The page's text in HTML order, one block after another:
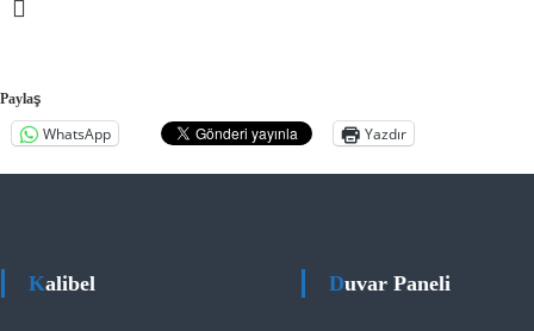
Paylaş
WhatsApp Yazdır
Kalibel Duvar Paneli